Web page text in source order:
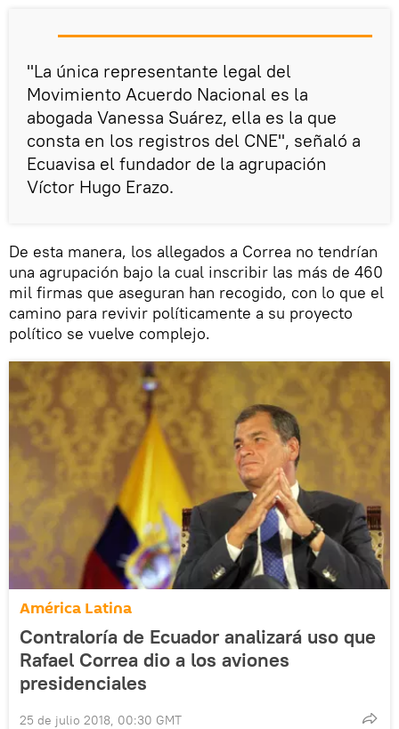
"La única representante legal del
Movimiento Acuerdo Nacional es la
abogada Vanessa Suárez, ella es la que
consta en los registros del CNE", señaló a
Ecuavisa el fundador de la agrupación
Víctor Hugo Erazo.
De esta manera, los allegados a Correa no tendrían
una agrupación bajo la cual inscribir las más de 460
mil firmas que aseguran han recogido, con lo que el
camino para revivir políticamente a su proyecto
político se vuelve complejo.
América Latina
Contraloría de Ecuador analizará uso que
Rafael Correa dio a los aviones
presidenciales
25 de julio 2018, 00:30 GMT